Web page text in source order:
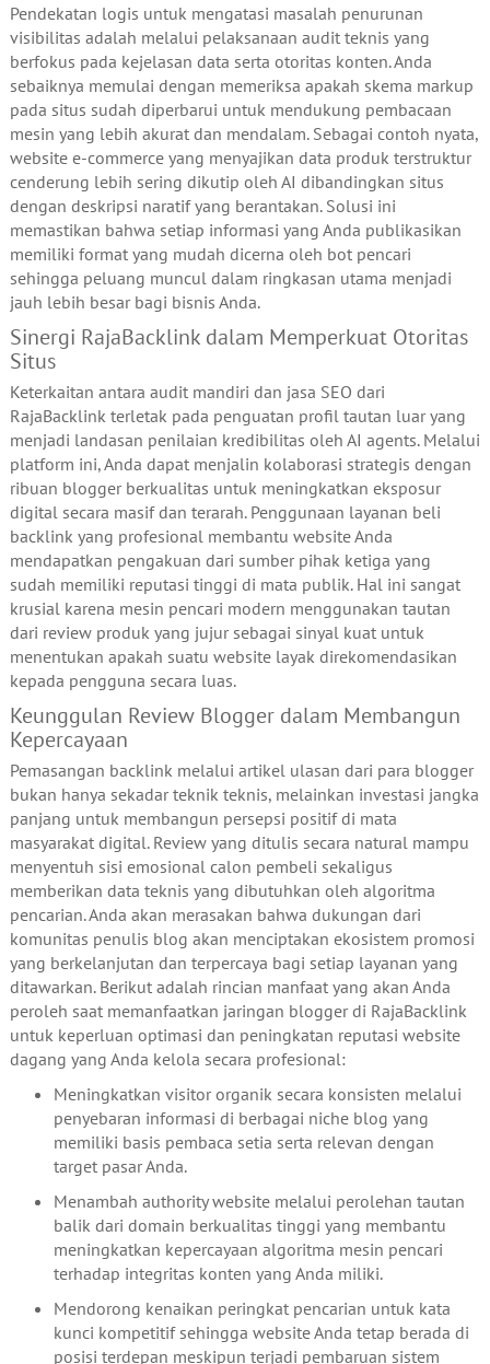
Pendekatan logis untuk mengatasi masalah penurunan
visibilitas adalah melalui pelaksanaan audit teknis yang
berfokus pada kejelasan data serta otoritas konten. Anda
sebaiknya memulai dengan memeriksa apakah skema markup
pada situs sudah diperbarui untuk mendukung pembacaan
mesin yang lebih akurat dan mendalam. Sebagai contoh nyata,
website e-commerce yang menyajikan data produk terstruktur
cenderung lebih sering dikutip oleh AI dibandingkan situs
dengan deskripsi naratif yang berantakan. Solusi ini
memastikan bahwa setiap informasi yang Anda publikasikan
memiliki format yang mudah dicerna oleh bot pencari
sehingga peluang muncul dalam ringkasan utama menjadi
jauh lebih besar bagi bisnis Anda.
Sinergi RajaBacklink dalam Memperkuat Otoritas
Situs
Keterkaitan antara audit mandiri dan jasa SEO dari
RajaBacklink terletak pada penguatan profil tautan luar yang
menjadi landasan penilaian kredibilitas oleh AI agents. Melalui
platform ini, Anda dapat menjalin kolaborasi strategis dengan
ribuan blogger berkualitas untuk meningkatkan eksposur
digital secara masif dan terarah. Penggunaan layanan beli
backlink yang profesional membantu website Anda
mendapatkan pengakuan dari sumber pihak ketiga yang
sudah memiliki reputasi tinggi di mata publik. Hal ini sangat
krusial karena mesin pencari modern menggunakan tautan
dari review produk yang jujur sebagai sinyal kuat untuk
menentukan apakah suatu website layak direkomendasikan
kepada pengguna secara luas.
Keunggulan Review Blogger dalam Membangun
Kepercayaan
Pemasangan backlink melalui artikel ulasan dari para blogger
bukan hanya sekadar teknik teknis, melainkan investasi jangka
panjang untuk membangun persepsi positif di mata
masyarakat digital. Review yang ditulis secara natural mampu
menyentuh sisi emosional calon pembeli sekaligus
memberikan data teknis yang dibutuhkan oleh algoritma
pencarian. Anda akan merasakan bahwa dukungan dari
komunitas penulis blog akan menciptakan ekosistem promosi
yang berkelanjutan dan terpercaya bagi setiap layanan yang
ditawarkan. Berikut adalah rincian manfaat yang akan Anda
peroleh saat memanfaatkan jaringan blogger di RajaBacklink
untuk keperluan optimasi dan peningkatan reputasi website
dagang yang Anda kelola secara profesional:
Meningkatkan visitor organik secara konsisten melalui
penyebaran informasi di berbagai niche blog yang
memiliki basis pembaca setia serta relevan dengan
target pasar Anda.
Menambah authority website melalui perolehan tautan
balik dari domain berkualitas tinggi yang membantu
meningkatkan kepercayaan algoritma mesin pencari
terhadap integritas konten yang Anda miliki.
Mendorong kenaikan peringkat pencarian untuk kata
kunci kompetitif sehingga website Anda tetap berada di
posisi terdepan meskipun terjadi pembaruan sistem